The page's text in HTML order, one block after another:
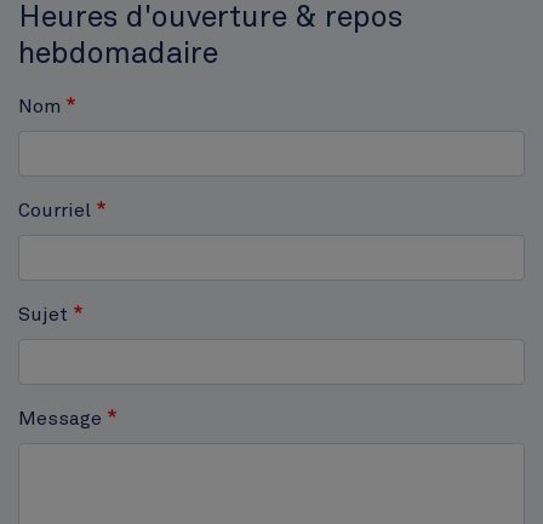
Heures d'ouverture & repos
hebdomadaire
Nom
Courriel
Sujet
Message